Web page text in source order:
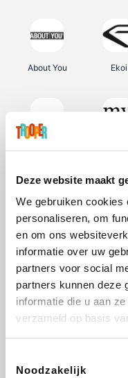
Deze website maakt
We gebruiken cookies
personaliseren, om
en om ons
informatie over uw
partners voor social
partners kunnen deze
informatie die u aan
verzameld op basis
Noodzakelijk
About You Ekoi
Bax Music Martin's